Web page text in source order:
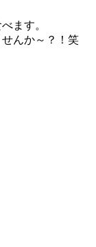
ます。
んか～？！笑